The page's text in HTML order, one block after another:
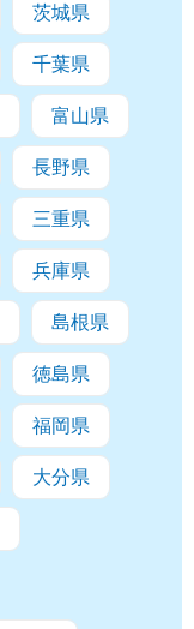
茨城県
千葉県
富山県
長野県
三重県
兵庫県
島根県
徳島県
福岡県
大分県